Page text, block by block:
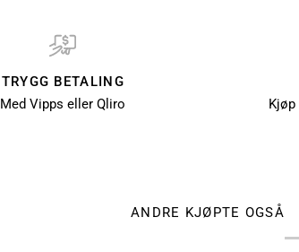
TRYGG BETALING
Med Vipps eller Qliro
ANDRE KJØPTE OGSÅ